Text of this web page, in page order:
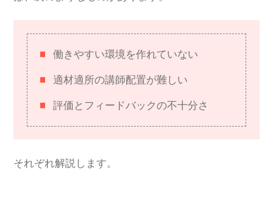
働きやすい環境を作れていない
適材適所の講師配置が難しい
評価とフィードバックの不十分さ
それぞれ解説します。